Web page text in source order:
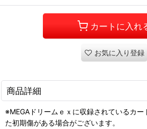
カートに入れ
お気に入り登録
商品詳細
※MEGAドリームｅｘに収録されているカ
た初期傷がある場合がございます。